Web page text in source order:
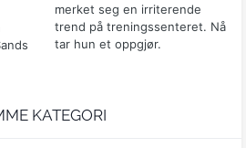
merket seg en irriterende
trend på treningssenteret. Nå
tar hun et oppgjør.
KATEGORI